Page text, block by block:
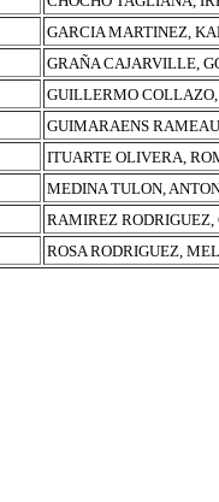
GARCIA MARTINEZ,
GRAÑA CAJARVILLE,
GUILLERMO
GUIMARAENS
ITUARTE OLIVERA,
MEDINA TULON,
RAMIREZ RODRIGUEZ,
ROSA RODRIGUEZ,